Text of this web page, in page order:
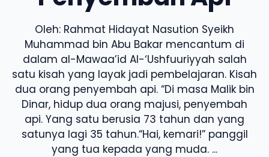
Oleh: Rahmat Hidayat Nasution Syeikh
Muhammad bin Abu Bakar mencantum di
dalam al-Mawaa’id Al-‘Ushfuuriyyah salah
satu kisah yang layak jadi pembelajaran. Kisah
dua orang penyembah api. “Di masa Malik bin
Dinar, hidup dua orang majusi, penyembah
api. Yang satu berusia 73 tahun dan yang
satunya lagi 35 tahun.“Hai, kemari!” panggil
yang tua kepada yang muda. ...